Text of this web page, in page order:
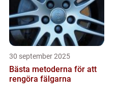
30 september 2025
Bästa metoderna för att
rengöra fälgarna